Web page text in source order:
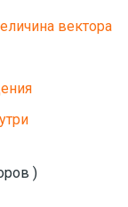
вектора
)